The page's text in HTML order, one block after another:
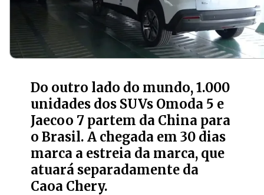
Do outro lado do mundo, 1.000
unidades dos SUVs Omoda 5 e
Jaecoo 7 partem da China para
o Brasil. A chegada em 30 dias
marca a estreia da marca, que
atuará separadamente da
Caoa Chery.